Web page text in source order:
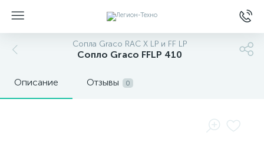
Сопла Graco RAC X LP и FF LP
Сопло Graco FFLP 410
Описание Отзывы 0